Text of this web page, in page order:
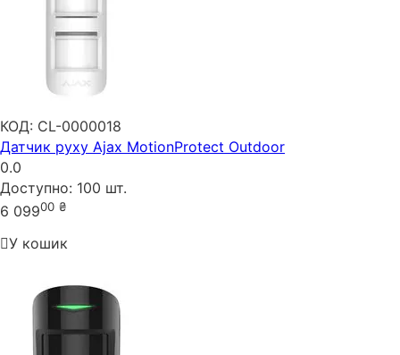
КОД: CL-0000018
Датчик руху Ajax MotionProtect Outdoor
0.0
Доступно: 100 шт.
6 09900 ₴
У кошик